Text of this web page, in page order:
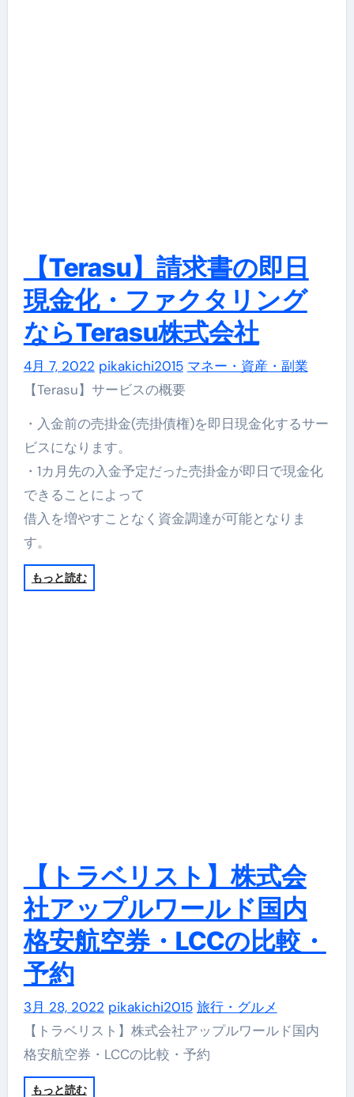
【Terasu】請求書の即日
現金化・ファクタリング
ならTerasu株式会社
4月 7, 2022 pikakichi2015 マネー・資産・副業
【Terasu】サービスの概要
・入金前の売掛金(売掛債権)を即日現金化するサー
ビスになります。
・1カ月先の入金予定だった売掛金が即日で現金化
できることによって
借入を増やすことなく資金調達が可能となりま
す。
もっと読む
【トラベリスト】株式会
社アップルワールド国内
格安航空券・LCCの比較・
予約
3月 28, 2022 pikakichi2015 旅行・グルメ
【トラベリスト】株式会社アップルワールド国内
格安航空券・LCCの比較・予約
もっと読む